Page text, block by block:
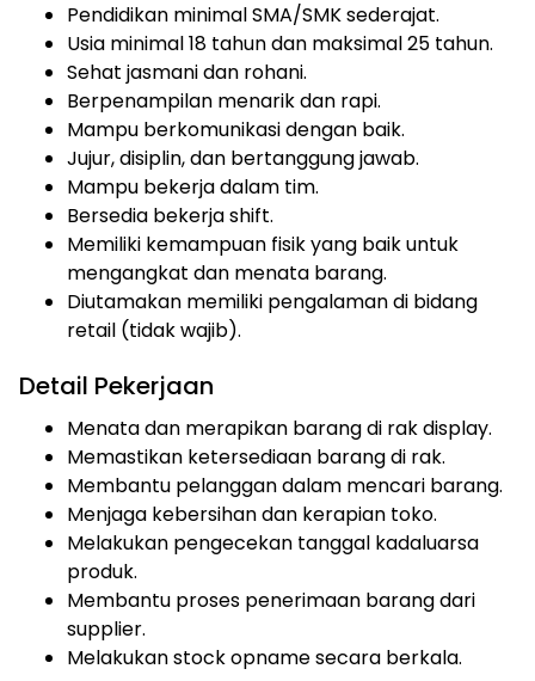
Pendidikan minimal SMA/SMK sederajat.
Usia minimal 18 tahun dan maksimal 25 tahun.
Sehat jasmani dan rohani.
Berpenampilan menarik dan rapi.
Mampu berkomunikasi dengan baik.
Jujur, disiplin, dan bertanggung jawab.
Mampu bekerja dalam tim.
Bersedia bekerja shift.
Memiliki kemampuan fisik yang baik untuk
mengangkat dan menata barang.
Diutamakan memiliki pengalaman di bidang
retail (tidak wajib).
Detail Pekerjaan
Menata dan merapikan barang di rak display.
Memastikan ketersediaan barang di rak.
Membantu pelanggan dalam mencari barang.
Menjaga kebersihan dan kerapian toko.
Melakukan pengecekan tanggal kadaluarsa
produk.
Membantu proses penerimaan barang dari
supplier.
Melakukan stock opname secara berkala.